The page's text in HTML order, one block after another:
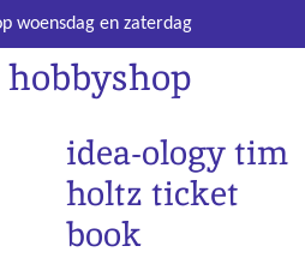
hobbyshop
woensdag en zaterdag
idea-ology tim
holtz ticket
book